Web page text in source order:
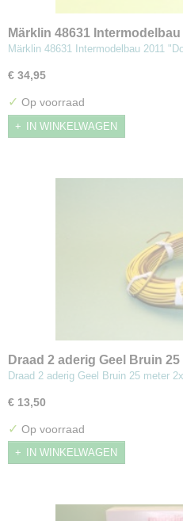
Märklin 48631
Kronen"
Märklin 48631 Intermodelbau 2011
€ 34,95
✓ Op voorraad
IN WINKELWAGEN
Draad 2 aderig Geel Bruin 25
Draad 2 aderig Geel Bruin 25 meter
€ 13,50
✓ Op voorraad
IN WINKELWAGEN